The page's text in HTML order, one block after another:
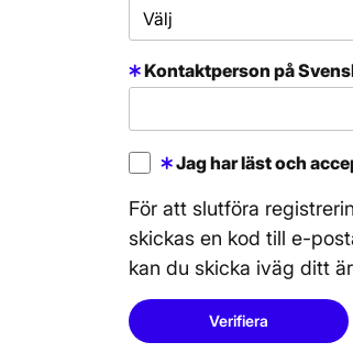
Kontaktperson på
Jag har läst och
För att slutföra
skickas en kod till e-
kan du skicka iväg ditt
Verifiera